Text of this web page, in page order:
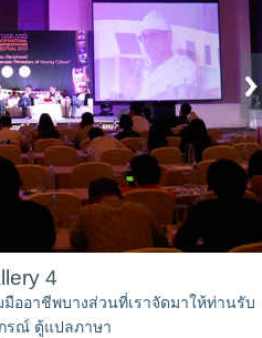
4
ออาชีพบางส่วนที่เราจัดมาให้ท่านรับ
รณ์ ตู้แปลภาษา